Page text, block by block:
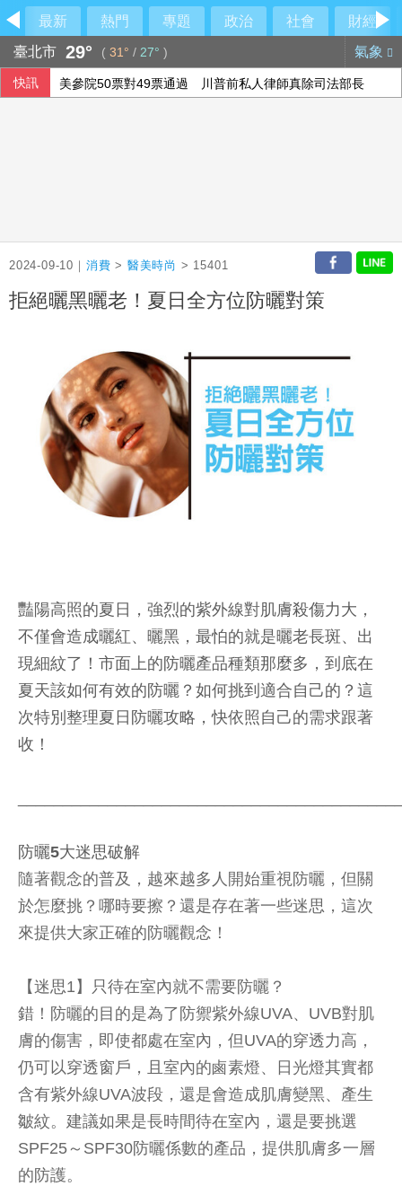
最新 熱門 專題 政治 社會
財經
臺北市 29° ( 31° / 27° ) 氣象
快訊 美參院50票對49票通過 川普前私人律師真除司法部長
2024-09-10｜ 消費 > 醫美時尚 > 15401
拒絕曬黑曬老！夏日全方位防曬對策
豔陽高照的夏日，強烈的紫外線對肌膚殺傷力大，
不僅會造成曬紅、曬黑，最怕的就是曬老長斑、出
現細紋了！市面上的防曬產品種類那麼多，到底在
夏天該如何有效的防曬？如何挑到適合自己的？這
次特別整理夏日防曬攻略，快依照自己的需求跟著
收！
防曬5大迷思破解
隨著觀念的普及，越來越多人開始重視防曬，但關
於怎麼挑？哪時要擦？還是存在著一些迷思，這次
來提供大家正確的防曬觀念！
【迷思1】只待在室內就不需要防曬？
錯！防曬的目的是為了防禦紫外線UVA、UVB對肌
膚的傷害，即使都處在室內，但UVA的穿透力高，
仍可以穿透窗戶，且室內的鹵素燈、日光燈其實都
含有紫外線UVA波段，還是會造成肌膚變黑、產生
皺紋。建議如果是長時間待在室內，還是要挑選
SPF25～SPF30防曬係數的產品，提供肌膚多一層
的防護。